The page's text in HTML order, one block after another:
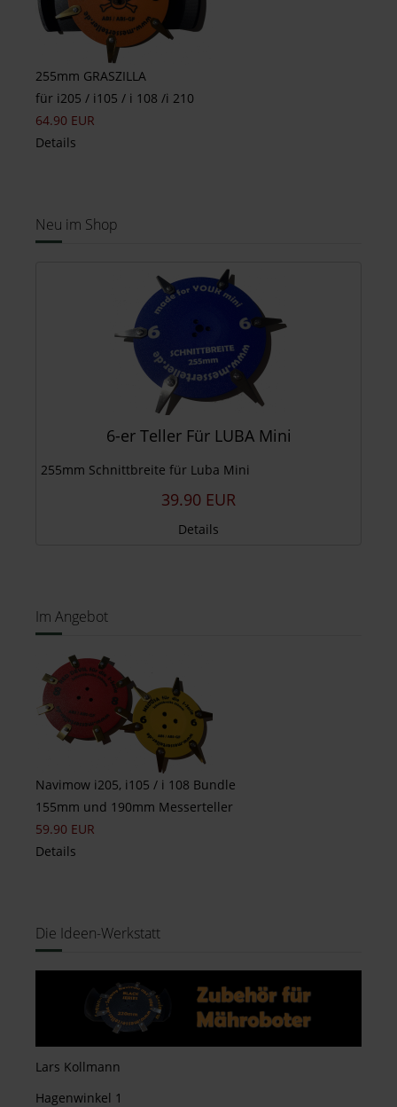
255mm GRASZILLA
für i205 / i105 / i 108 /i 210
64.90 EUR
Details
Neu im Shop
6-er Teller Für LUBA Mini
255mm Schnittbreite für Luba Mini
39.90 EUR
Details
Im Angebot
Navimow i205, i105 / i 108 Bundle
155mm und 190mm Messerteller
59.90 EUR
Details
Die Ideen-Werkstatt
Lars Kollmann
Hagenwinkel 1